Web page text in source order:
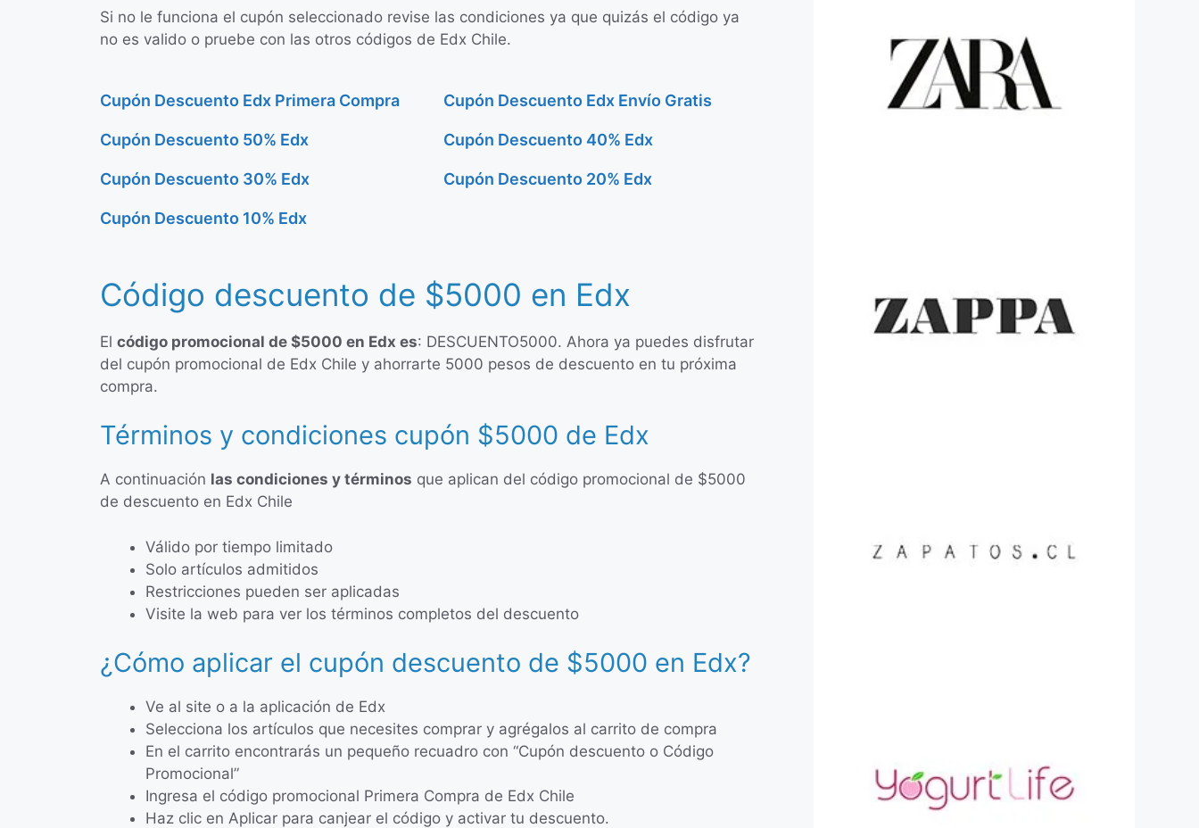
Si no le funciona el cupón seleccionado revise las condiciones ya que quizás el código ya
no es valido o pruebe con las otros códigos de Edx Chile.
Cupón Descuento Edx Primera Compra Cupón Descuento Edx Envío Gratis
Cupón Descuento 50% Edx Cupón Descuento 40% Edx
Cupón Descuento 30% Edx Cupón Descuento 20% Edx
Cupón Descuento 10% Edx
Código descuento de $5000 en Edx
El código promocional de $5000 en Edx es: DESCUENTO5000. Ahora ya puedes disfrutar
del cupón promocional de Edx Chile y ahorrarte 5000 pesos de descuento en tu próxima
compra.
Términos y condiciones cupón $5000 de Edx
A continuación las condiciones y términos que aplican del código promocional de $5000
de descuento en Edx Chile
Válido por tiempo limitado
Solo artículos admitidos
Restricciones pueden ser aplicadas
Visite la web para ver los términos completos del descuento
¿Cómo aplicar el cupón descuento de $5000 en Edx?
Ve al site o a la aplicación de Edx
Selecciona los artículos que necesites comprar y agrégalos al carrito de compra
En el carrito encontrarás un pequeño recuadro con “Cupón descuento o Código
Promocional”
Ingresa el código promocional Primera Compra de Edx Chile
Haz clic en Aplicar para canjear el código y activar tu descuento.